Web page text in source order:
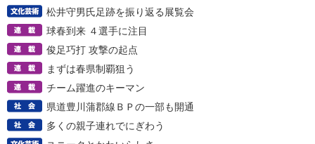
松井守男氏足跡を振り返る展覧会
球春到来 ４選手に注目
俊足巧打 攻撃の起点
まずは春県制覇狙う
チーム躍進のキーマン
県道豊川蒲郡線ＢＰの一部も開通
多くの親子連れでにぎわう